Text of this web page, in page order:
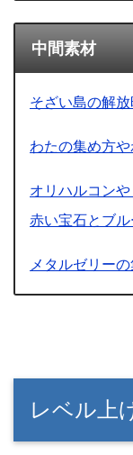
中間素材
そざい島の解
わたの集め方
オリハルコン
赤い宝石とブ
メタルゼリー
レベル上